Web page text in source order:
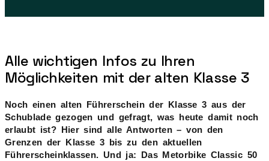
Alle wichtigen Infos zu Ihren
Möglichkeiten mit der alten Klasse 3
Noch einen alten Führerschein der Klasse 3 aus der
Schublade gezogen und gefragt, was heute damit noch
erlaubt ist? Hier sind alle Antworten – von den
Grenzen der Klasse 3 bis zu den aktuellen
Führerscheinklassen. Und ja: Das Metorbike Classic 50